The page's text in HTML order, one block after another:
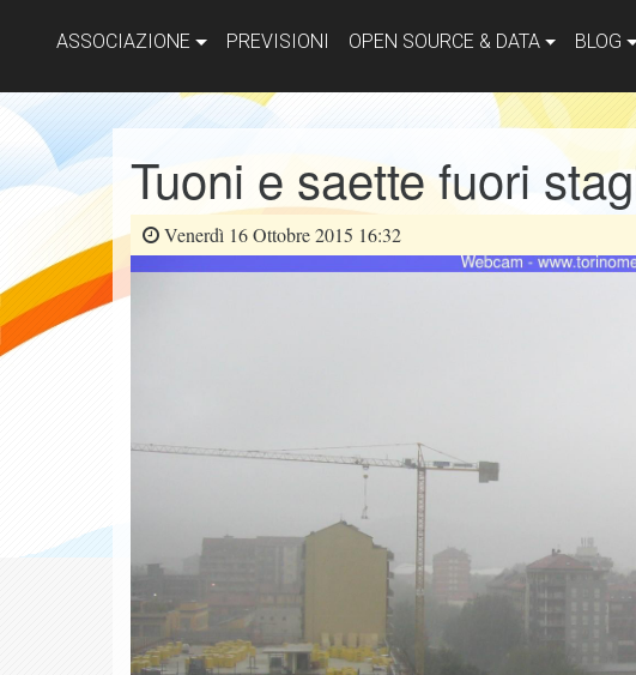
ASSOCIAZIONE PREVISIONI OPEN SOURCE & DATA BLOG
Tuoni e saette fuori
Venerdì 16 Ottobre 2015 16:32